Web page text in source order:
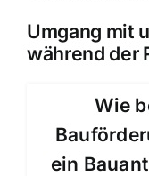
Umgang mit
während der
Wie
ein